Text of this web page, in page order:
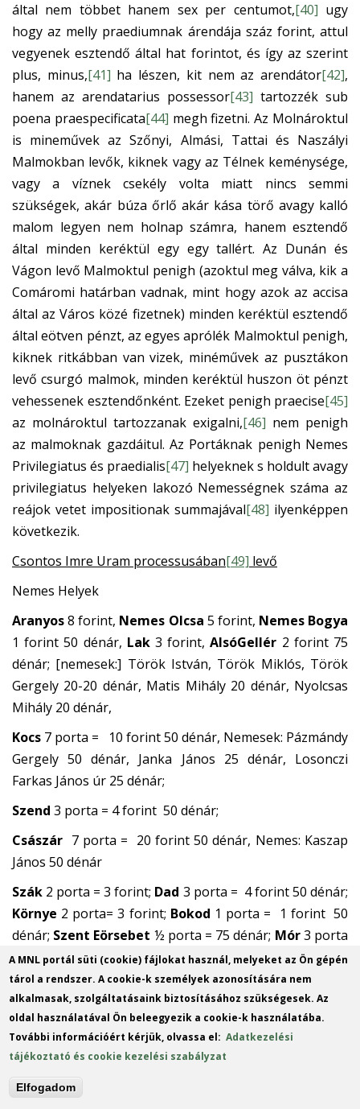
által nem többet hanem sex per centumot,[40] ugy
hogy az melly praediumnak árendája száz forint, attul
vegyenek esztendő által hat forintot, és így az szerint
plus, minus,[41] ha lészen, kit nem az arendátor[42],
hanem az arendatarius possessor[43] tartozzék sub
poena praespecificata[44] megh fizetni. Az Molnároktul
is mineművek az Szőnyi, Almási, Tattai és Naszályi
Malmokban levők, kiknek vagy az Télnek keménysége,
vagy a víznek csekély volta miatt nincs semmi
szükségek, akár búza őrlő akár kása törő avagy kalló
malom legyen nem holnap számra, hanem esztendő
által minden keréktül egy egy tallért. Az Dunán és
Vágon levő Malmoktul penigh (azoktul meg válva, kik a
Comáromi határban vadnak, mint hogy azok az accisa
által az Város közé fizetnek) minden keréktül esztendő
által eötven pénzt, az egyes aprólék Malmoktul penigh,
kiknek ritkábban van vizek, minéművek az pusztákon
levő csurgó malmok, minden keréktül huszon öt pénzt
vehessenek esztendőnként. Ezeket penigh praecise[45]
az molnároktul tartozzanak exigalni,[46] nem penigh
az malmoknak gazdáitul. Az Portáknak penigh Nemes
Privilegiatus és praedialis[47] helyeknek s holdult avagy
privilegiatus helyeken lakozó Nemességnek száma az
reájok vetet impositionak summajával[48] ilyenképpen
következik.
Csontos Imre Uram processusában[49] levő
Nemes Helyek
Aranyos8 forint, Nemes Olcsa 5 forint, Nemes Bogya
1 forint 50 dénár, Lak3 forint,AlsóGellér 2 forint 75
dénár; [nemesek:] Török István, Török Miklós, Török
Gergely 20-20 dénár, Matis Mihály 20 dénár, Nyolcsas
Mihály 20 dénár,
Kocs 7 porta = 10 forint 50 dénár, Nemesek: Pázmándy
Gergely 50 dénár, Janka János 25 dénár, Losonczi
Farkas János úr 25 dénár;
Szend 3 porta = 4 forint 50 dénár;
Császár 7 porta = 20 forint 50 dénár, Nemes: Kaszap
János 50 dénár
Szák 2 porta = 3 forint; Dad 3 porta = 4 forint 50 dénár;
Környe 2 porta= 3 forint; Bokod 1 porta = 1 forint 50
dénár; Szent Eörsebet ½ porta = 75 dénár; Mór3 porta
=4 forint 50 dénár; Aszár 2 ½ porta = 3 forint 75 dénár;
Kisbér 3 porta= 4 forint 50 dénár;
1 porta = 1 forint 50 dénár;
3 porta = 4
forint 50 dénár; Vasdinnye
1 porta = 1 forint 50 dénár;
NagyIgmánd2 ½ porta = 3 forint 75 dénár, Nemes:
István Deák;
forint 50 dénár, Nemesek: ---
A MNL portál süti (cookie) fájlokat használ, melyeket az Ön gépén
tárol a rendszer. A cookie-k személyek azonosítására nem
alkalmasak, szolgáltatásaink biztosításához szükségesek. Az
oldal használatával Ön beleegyezik a cookie-k használatába.
További információért kérjük, olvassa el:Adatkezelési
tájékoztató és cookie kezelési szabályzat
Elfogadom